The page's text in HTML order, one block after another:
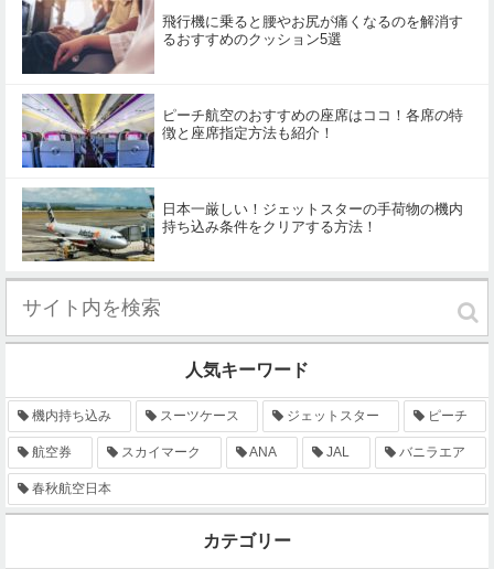
飛行機に乗ると腰やお尻が痛くなるのを解消す
るおすすめのクッション5選
ピーチ航空のおすすめの座席はココ！各席の特
徴と座席指定方法も紹介！
日本一厳しい！ジェットスターの手荷物の機内
持ち込み条件をクリアする方法！
人気キーワード
機内持ち込み スーツケース ジェットスター ピーチ
航空券 スカイマーク ANA JAL バニラエア
春秋航空日本
カテゴリー